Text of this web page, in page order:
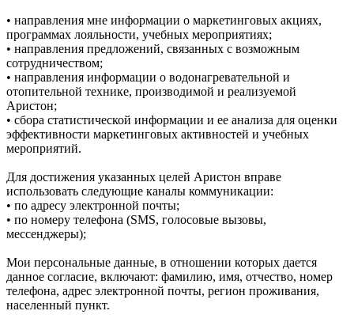
• направления мне информации о маркетинговых акциях,
программах лояльности, учебных мероприятиях;
• направления предложений, связанных с возможным
сотрудничеством;
• направления информации о водонагревательной и
отопительной технике, производимой и реализуемой
Аристон;
• сбора статистической информации и ее анализа для оценки
эффективности маркетинговых активностей и учебных
мероприятий.
Для достижения указанных целей Аристон вправе
использовать следующие каналы коммуникации:
• по адресу электронной почты;
• по номеру телефона (SMS, голосовые вызовы,
мессенджеры);
Мои персональные данные, в отношении которых дается
данное согласие, включают: фамилию, имя, отчество, номер
телефона, адрес электронной почты, регион проживания,
населенный пункт.